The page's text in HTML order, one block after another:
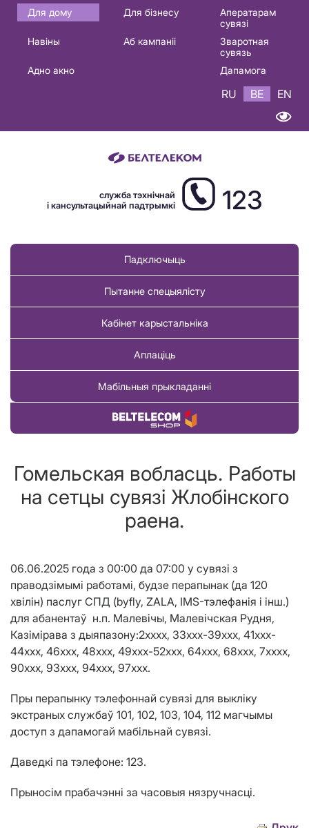
Основная
навигация
Для дому Для бізнесу
Аператарам
сувязі
Навіны
Аб кампаніі
Зваротная
сувязь
Адно акно
Дапамога
RU BE EN
служба тэхнічнай
і кансультацыйнай падтрымкі
123
Падключыць
Пытанне спецыялісту
Кабінет карыстальніка
Аплаціць
Мабільныя прыкладанні
Купіць тавар
Гомельская вобласць. Работы
на сетцы сувязі Жлобiнского
раена.
06.06.2025 года з 00:00 да 07:00 у сувязі з
праводзiмымi работамі, будзе перапынак (да 120
хвілiн) паслуг СПД (byfly, ZALA, IMS-тэлефанія і інш.)
для абанентаў н.п. Малевiчы, Малевiчская Рудня,
Казiмiрава з дыяпазону:2хххх, 33ххх-39ххх, 41xxx-
44ххх, 46xxх, 48xxx, 49xxx-52xxx, 64xxx, 68ххх, 7хxxx,
90ххх, 93xxx, 94xxx, 97ххх.
Пры перапынку тэлефоннай сувязі для выкліку
экстраных службаў 101, 102, 103, 104, 112 магчымы
доступ з дапамогай мабільнай сувязі.
Даведкі па тэлефоне: 123.
Прыносім прабачэнні за часовыя нязручнасці.